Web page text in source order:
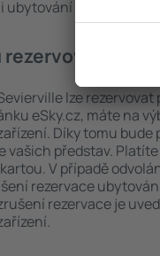
s letem.
rezervovat
lze
eSky.cz, máte na
Díky tomu bude
vašich představ.
V případě
rezervace
rezervace je